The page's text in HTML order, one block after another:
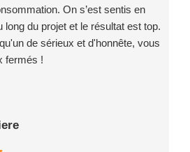
On s’est sentis en
long du projet et le résultat est top.
de sérieux et d'honnête, vous
fermés !